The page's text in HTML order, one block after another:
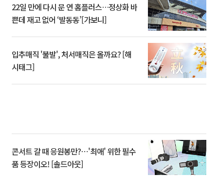
22일 만에 다시 문 연 홈플러스…정상화 바
쁜데 재고 없어 ‘발동동’[가보니]
입추매직 '불발', 처서매직은 올까요? [해
시태그]
콘서트 갈 때 응원봉만?⋯'최애' 위한 필수
품 등장이오! [솔드아웃]